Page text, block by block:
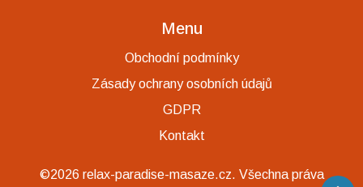
Menu
Obchodní podmínky
Zásady ochrany osobních údajů
GDPR
Kontakt
©2026 relax-paradise-masaze.cz. Všechna práva